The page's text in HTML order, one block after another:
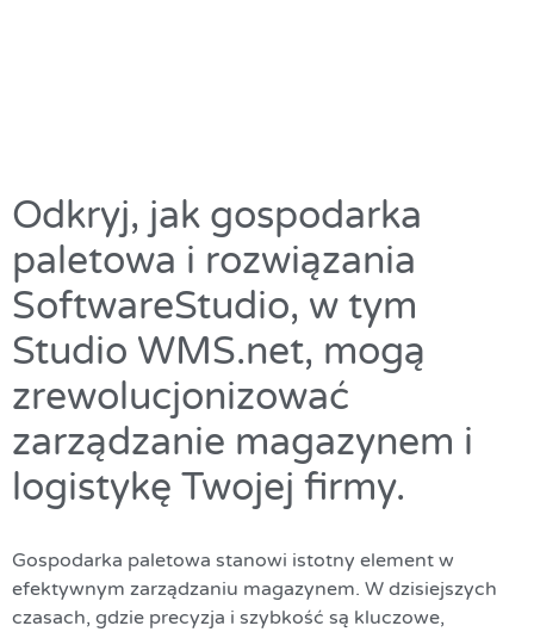
Odkryj, jak gospodarka
paletowa i rozwiązania
SoftwareStudio, w tym
Studio WMS.net, mogą
zrewolucjonizować
zarządzanie magazynem i
logistykę Twojej firmy.
Gospodarka paletowa stanowi istotny element w
efektywnym zarządzaniu magazynem. W dzisiejszych
czasach, gdzie precyzja i szybkość są kluczowe,